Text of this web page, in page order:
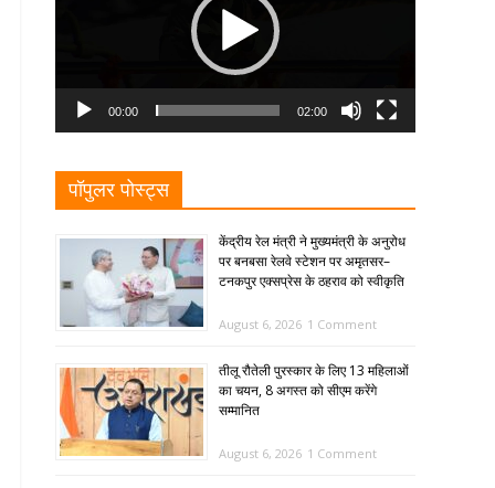
व्यवस्थाओं की ली जानकारी
00:00 02:00
पॉपुलर पोस्ट्स
केंद्रीय रेल मंत्री ने मुख्यमंत्री के अनुरोध
पर बनबसा रेलवे स्टेशन पर अमृतसर–
टनकपुर एक्सप्रेस के ठहराव को स्वीकृति
August 6, 2026 1 Comment
तीलू रौतेली पुरस्कार के लिए 13 महिलाओं
का चयन, 8 अगस्त को सीएम करेंगे
सम्मानित
August 6, 2026 1 Comment